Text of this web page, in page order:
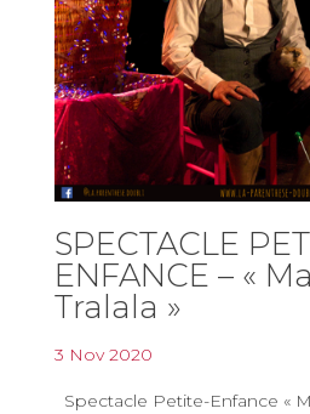
SPECTACLE
ENFANCE – «
Tralala »
3 Nov 2020
Spectacle Petite-Enfance «